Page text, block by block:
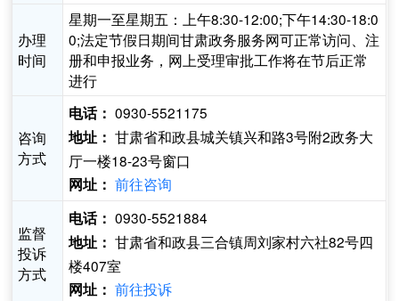
办理
时间
星期一至星期五：上午8:30-12:00;下午14:30-18:0
0;法定节假日期间甘肃政务服务网可正常访问、注
册和申报业务，网上受理审批工作将在节后正常
进行
咨询
方式
电话： 0930-5521175
地址： 甘肃省和政县城关镇兴和路3号附2政务大
厅一楼18-23号窗口
网址： 前往咨询
监督
投诉
方式
电话： 0930-5521884
地址： 甘肃省和政县三合镇周刘家村六社82号四
楼407室
网址： 前往投诉